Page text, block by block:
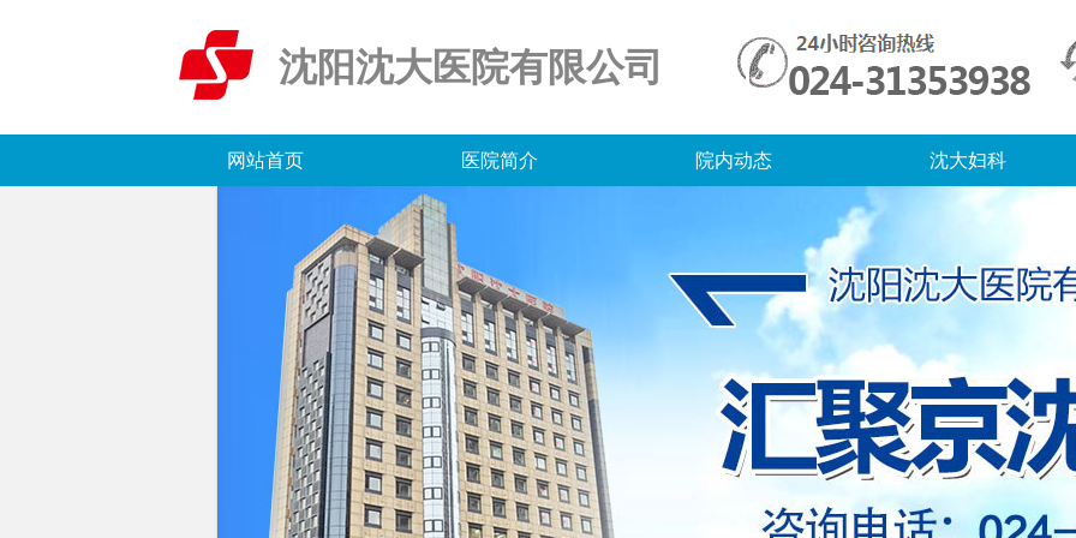
沈阳沈大医院有限公司
网站首页 医院简介 院内动态 沈大妇科